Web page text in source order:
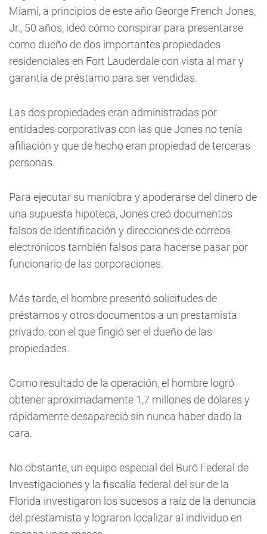
Miami, a principios de este año George French Jones,
Jr., 50 años, ideó cómo conspirar para presentarse
como dueño de dos importantes propiedades
residenciales en Fort Lauderdale con vista al mar y
garantía de préstamo para ser vendidas.
Las dos propiedades eran administradas por
entidades corporativas con las que Jones no tenía
afiliación y que de hecho eran propiedad de terceras
personas.
Para ejecutar su maniobra y apoderarse del dinero de
una supuesta hipoteca, Jones creó documentos
falsos de identificación y direcciones de correos
electrónicos también falsos para hacerse pasar por
funcionario de las corporaciones.
Más tarde, el hombre presentó solicitudes de
préstamos y otros documentos a un prestamista
privado, con el que fingió ser el dueño de las
propiedades.
Como resultado de la operación, el hombre logró
obtener aproximadamente 1,7 millones de dólares y
rápidamente desapareció sin nunca haber dado la
cara.
No obstante, un equipo especial del Buró Federal de
Investigaciones y la fiscalía federal del sur de la
Florida investigaron los sucesos a raíz de la denuncia
del prestamista y lograron localizar al individuo en